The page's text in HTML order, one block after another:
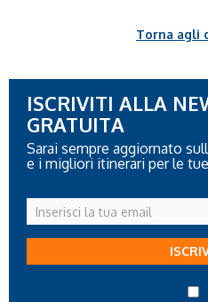
Torna agli
ISCRIVITI ALLA
GRATUITA
Sarai sempre aggiornato
e i migliori itinerari per le
Inserisci
la
tua